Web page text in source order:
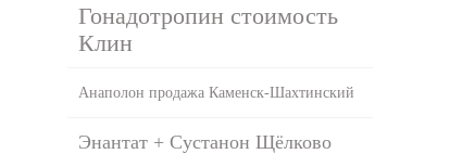
Гонадотропин стоимость
Клин
Анаполон продажа Каменск-Шахтинский
Энантат + Сустанон Щёлково